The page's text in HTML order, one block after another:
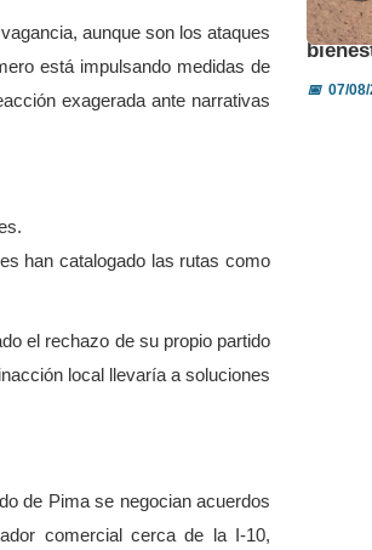
aunque son los ataques
está impulsando medidas de
exagerada ante narrativas
han catalogado las rutas como
el rechazo de su propio partido
local llevaría a soluciones
de Pima se negocian acuerdos
comercial cerca de la I-10,
📅07/08/